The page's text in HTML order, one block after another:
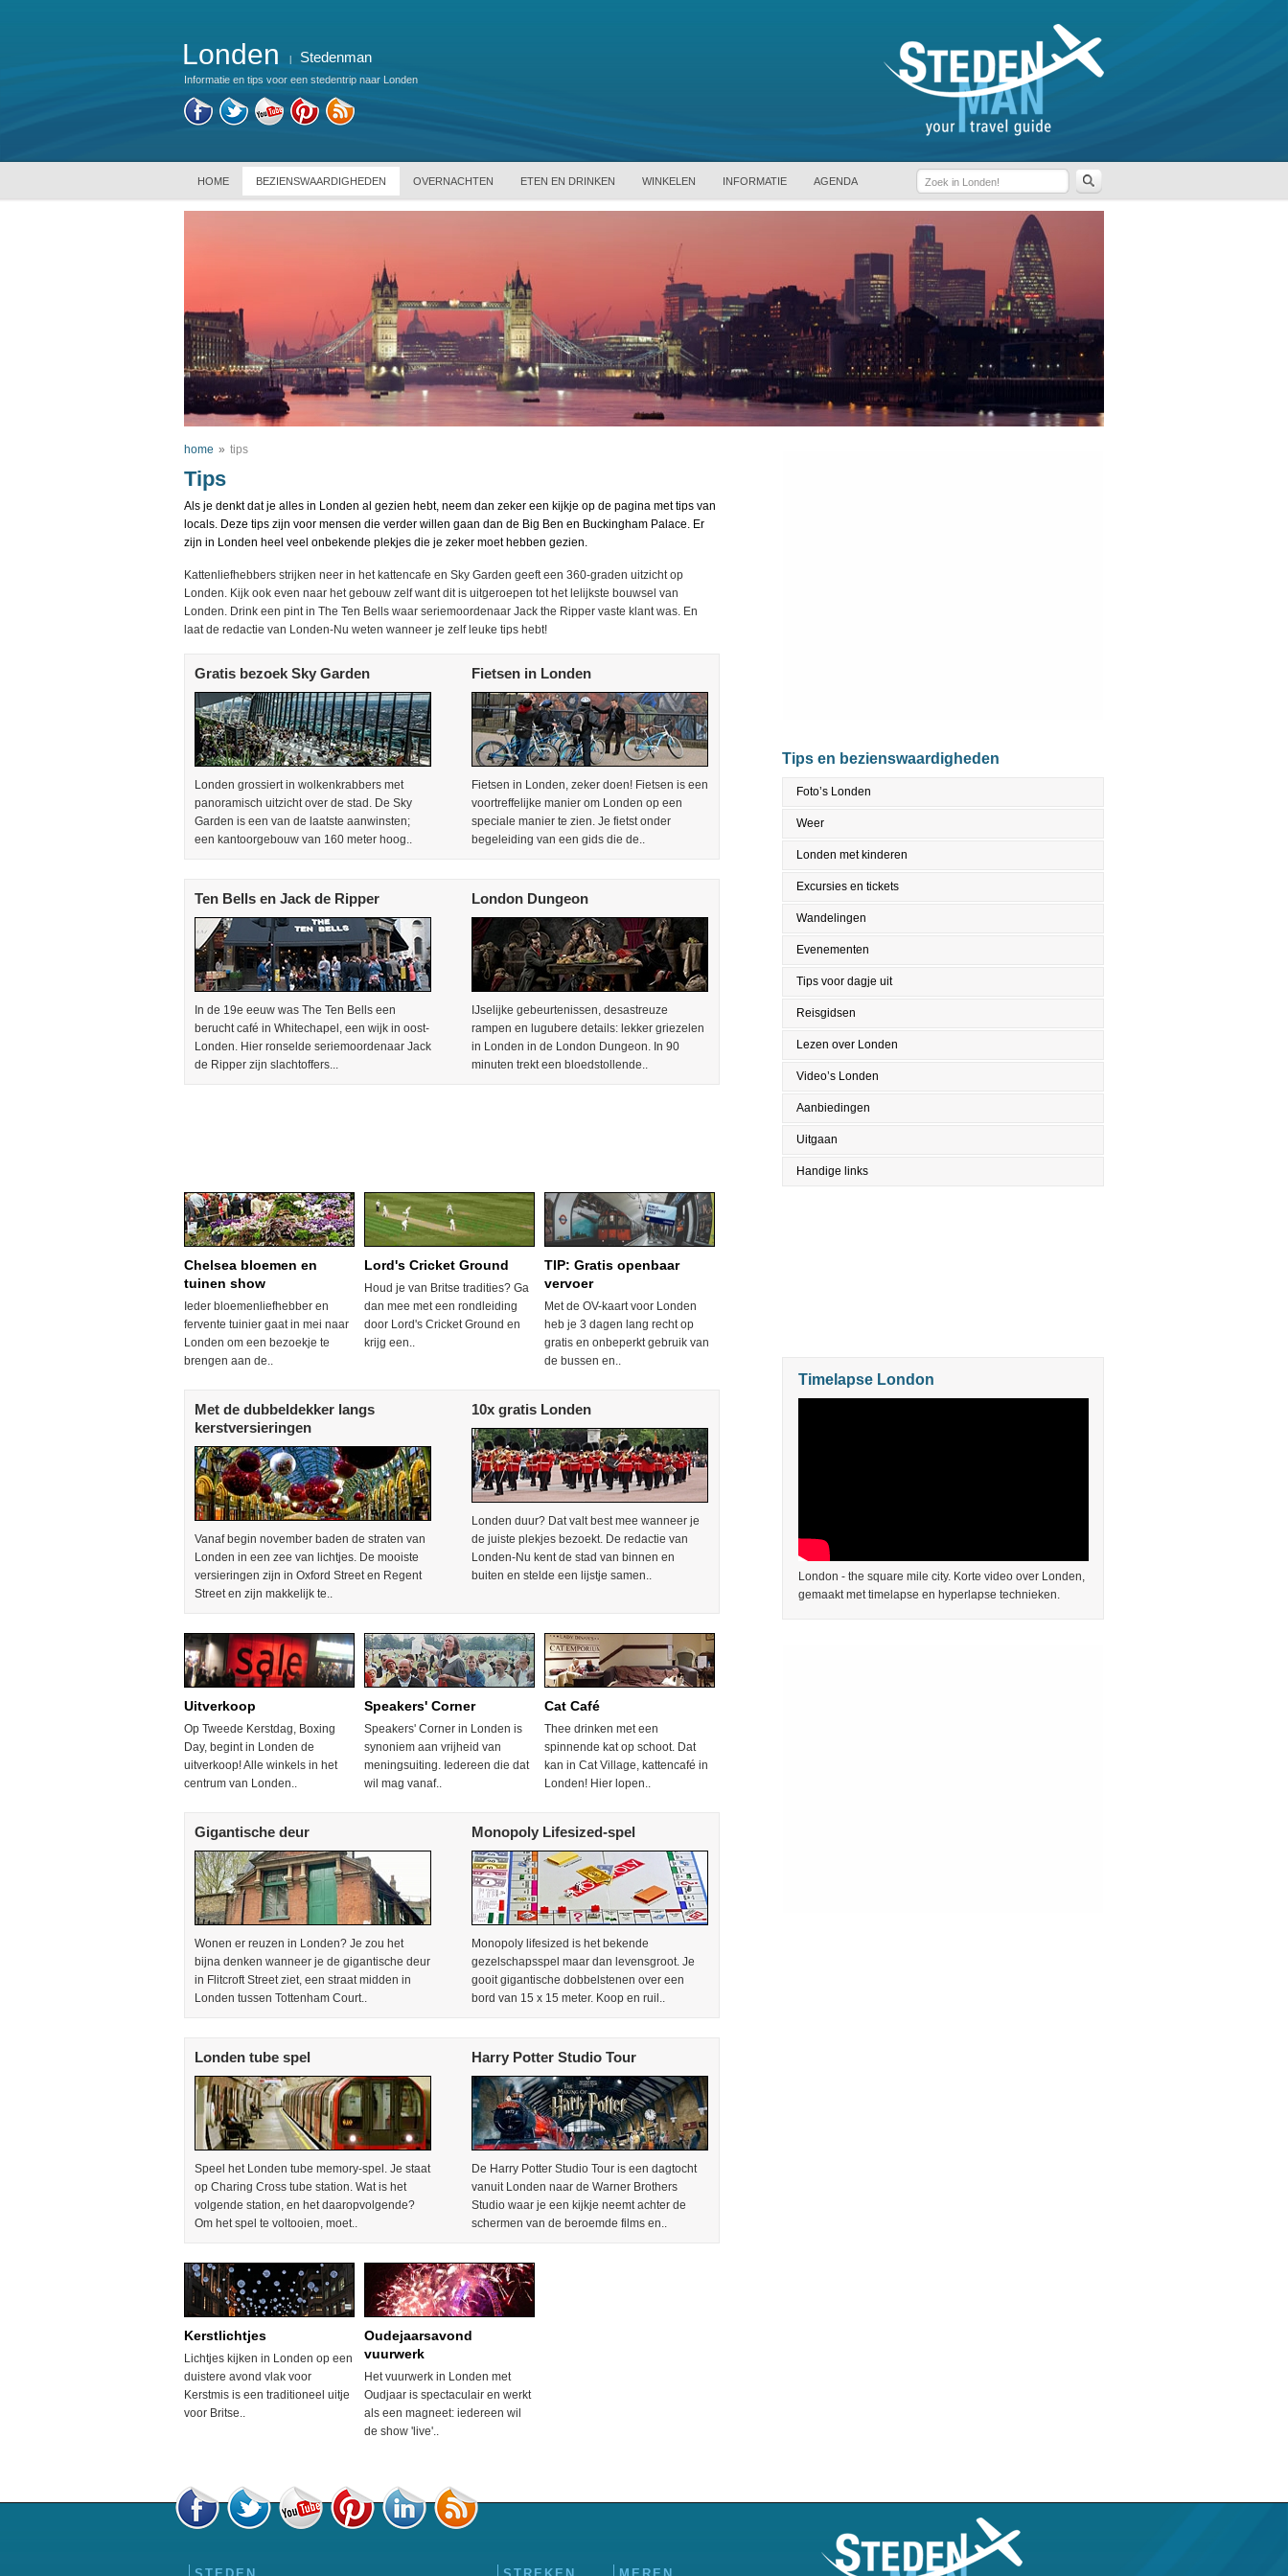
Londen Stedenman
Informatie en tips voor een stedentrip naar Londen
HOME BEZIENSWAARDIGHEDEN OVERNACHTEN ETEN EN DRINKEN WINKELEN INFORMATIE AGENDA
home » tips
Tips
Als je denkt dat je alles in Londen al gezien hebt, neem dan zeker een kijkje op de pagina met tips van
locals. Deze tips zijn voor mensen die verder willen gaan dan de Big Ben en Buckingham Palace. Er
zijn in Londen heel veel onbekende plekjes die je zeker moet hebben gezien.
Kattenliefhebbers strijken neer in het kattencafe en Sky Garden geeft een 360-graden uitzicht op
Londen. Kijk ook even naar het gebouw zelf want dit is uitgeroepen tot het lelijkste bouwsel van
Londen. Drink een pint in The Ten Bells waar seriemoordenaar Jack the Ripper vaste klant was. En
laat de redactie van Londen-Nu weten wanneer je zelf leuke tips hebt!
Gratis bezoek Sky Garden
Londen grossiert in wolkenkrabbers met
panoramisch uitzicht over de stad. De Sky
Garden is een van de laatste aanwinsten;
een kantoorgebouw van 160 meter hoog..
Fietsen in Londen
Fietsen in Londen, zeker doen! Fietsen is een
voortreffelijke manier om Londen op een
speciale manier te zien. Je fietst onder
begeleiding van een gids die de..
Ten Bells en Jack de Ripper
In de 19e eeuw was The Ten Bells een
berucht café in Whitechapel, een wijk in oost-
Londen. Hier ronselde seriemoordenaar Jack
de Ripper zijn slachtoffers...
London Dungeon
IJselijke gebeurtenissen, desastreuze
rampen en lugubere details: lekker griezelen
in Londen in de London Dungeon. In 90
minuten trekt een bloedstollende..
Chelsea bloemen en
tuinen show
Ieder bloemenliefhebber en
fervente tuinier gaat in mei naar
Londen om een bezoekje te
brengen aan de..
Lord's Cricket Ground
Houd je van Britse tradities? Ga
dan mee met een rondleiding
door Lord's Cricket Ground en
krijg een..
TIP: Gratis openbaar
vervoer
Met de OV-kaart voor Londen
heb je 3 dagen lang recht op
gratis en onbeperkt gebruik van
de bussen en..
Met de dubbeldekker langs
kerstversieringen
Vanaf begin november baden de straten van
Londen in een zee van lichtjes. De mooiste
versieringen zijn in Oxford Street en Regent
Street en zijn makkelijk te..
10x gratis Londen
Londen duur? Dat valt best mee wanneer je
de juiste plekjes bezoekt. De redactie van
Londen-Nu kent de stad van binnen en
buiten en stelde een lijstje samen..
Uitverkoop
Op Tweede Kerstdag, Boxing
Day, begint in Londen de
uitverkoop! Alle winkels in het
centrum van Londen..
Speakers' Corner
Speakers' Corner in Londen is
synoniem aan vrijheid van
meningsuiting. Iedereen die dat
wil mag vanaf..
Cat Café
Thee drinken met een
spinnende kat op schoot. Dat
kan in Cat Village, kattencafé in
Londen! Hier lopen..
Gigantische deur
Wonen er reuzen in Londen? Je zou het
bijna denken wanneer je de gigantische deur
in Flitcroft Street ziet, een straat midden in
Londen tussen Tottenham Court..
Monopoly Lifesized-spel
Monopoly lifesized is het bekende
gezelschapsspel maar dan levensgroot. Je
gooit gigantische dobbelstenen over een
bord van 15 x 15 meter. Koop en ruil..
Londen tube spel
Speel het Londen tube memory-spel. Je staat
op Charing Cross tube station. Wat is het
volgende station, en het daaropvolgende?
Om het spel te voltooien, moet..
Harry Potter Studio Tour
De Harry Potter Studio Tour is een dagtocht
vanuit Londen naar de Warner Brothers
Studio waar je een kijkje neemt achter de
schermen van de beroemde films en..
Kerstlichtjes
Lichtjes kijken in Londen op een
duistere avond vlak voor
Kerstmis is een traditioneel uitje
voor Britse..
Oudejaarsavond
vuurwerk
Het vuurwerk in Londen met
Oudjaar is spectaculair en werkt
als een magneet: iedereen wil
de show 'live'..
Tips en bezienswaardigheden
Foto’s Londen
Weer
Londen met kinderen
Excursies en tickets
Wandelingen
Evenementen
Tips voor dagje uit
Reisgidsen
Lezen over Londen
Video’s Londen
Aanbiedingen
Uitgaan
Handige links
Timelapse London
London - the square mile city. Korte video over Londen,
gemaakt met timelapse en hyperlapse technieken.